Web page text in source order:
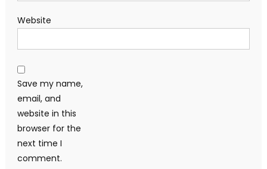
Website
Save my name,
email, and
website in this
browser for the
next time I
comment.